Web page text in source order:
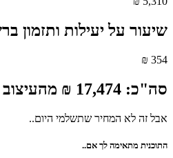
שיעור על יעילות ותזמון
354 ₪
סה"כ: 17,474 ₪ מהעיצוב הראשון!
אבל זה לא המחיר שתשלמי היום..
התוכנית מתאימה לך אם..